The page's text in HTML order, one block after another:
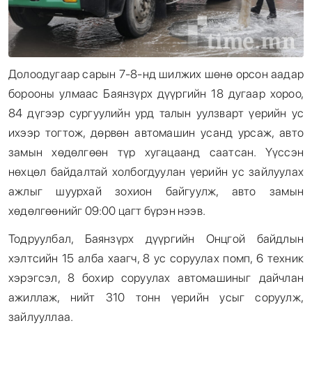
Долоодугаар сарын 7-8-нд шилжих шөнө орсон аадар
борооны улмаас Баянзүрх дүүргийн 18 дугаар хороо,
84 дүгээр сургуулийн урд талын уулзварт үерийн ус
ихээр тогтож, дөрвөн автомашин усанд урсаж, авто
замын хөдөлгөөн түр хугацаанд саатсан. Үүссэн
нөхцөл байдалтай холбогдуулан үерийн ус зайлуулах
ажлыг шуурхай зохион байгуулж, авто замын
хөдөлгөөнийг 09:00 цагт бүрэн нээв.
Тодруулбал, Баянзүрх дүүргийн Онцгой байдлын
хэлтсийн 15 алба хаагч, 8 ус соруулах помп, 6 техник
хэрэгсэл, 8 бохир соруулах автомашиныг дайчлан
ажиллаж, нийт 310 тонн үерийн усыг соруулж,
зайлууллаа.